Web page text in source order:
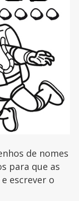
de nomes
para que as
escrever o